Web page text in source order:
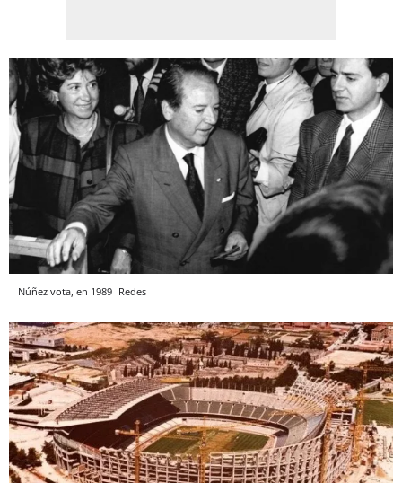
Núñez vota, en 1989 Redes